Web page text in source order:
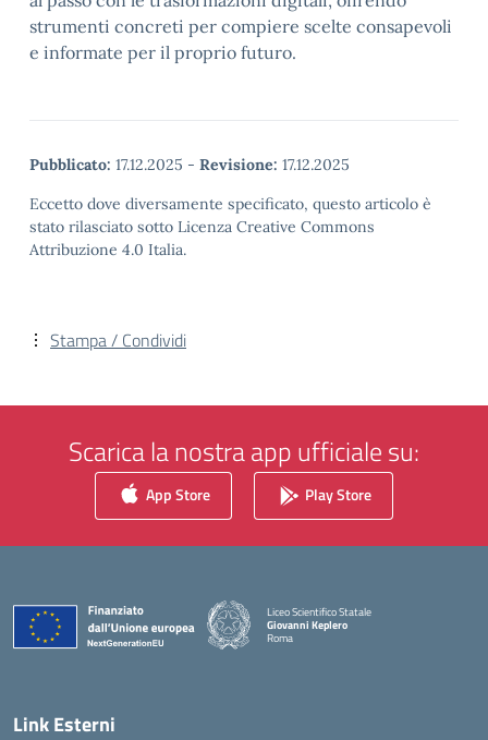
strumenti concreti per compiere scelte consapevoli
e informate per il proprio futuro.
Pubblicato: 17.12.2025 - Revisione: 17.12.2025
Eccetto dove diversamente specificato, questo articolo è
stato rilasciato sotto Licenza Creative Commons
Attribuzione 4.0 Italia.
Stampa / Condividi
Scarica la nostra app ufficiale su:
App Store Play Store
Liceo Scientifico Statale
Giovanni Keplero
Roma
Link Esterni